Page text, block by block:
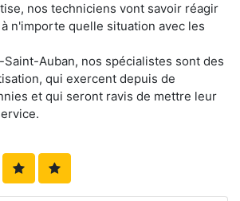
nos techniciens vont savoir réagir
n'importe quelle situation avec les
Auban, nos spécialistes sont des
qui exercent depuis de
et qui seront ravis de mettre leur